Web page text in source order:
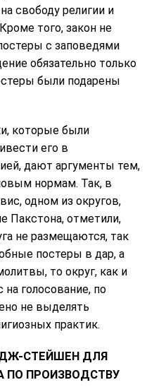
свободу религии и
того, закон не
с заповедями
обязательно только
были подарены
которые были
его в
дают аргументы тем,
нормам. Так, в
одном из округов,
Пакстона, отметили,
не размещаются, так
постеры в дар, а
то округ, как и
голосование, по
не выделять
практик.
СТЕЙШЕН ДЛЯ
ПО ПРОИЗВОДСТВУ